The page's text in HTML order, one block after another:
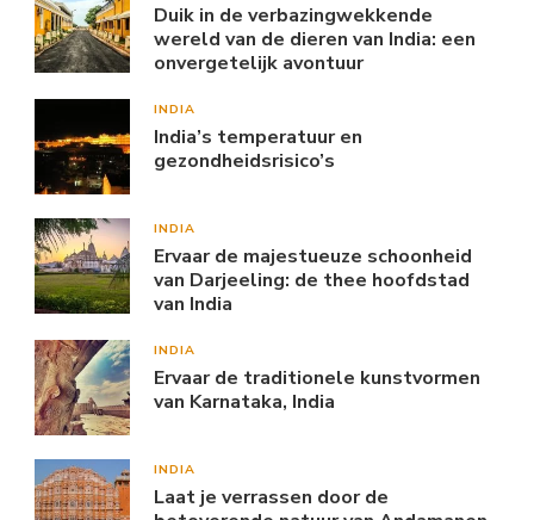
Duik in de verbazingwekkende
wereld van de dieren van India: een
onvergetelijk avontuur
INDIA
India’s temperatuur en
gezondheidsrisico’s
INDIA
Ervaar de majestueuze schoonheid
van Darjeeling: de thee hoofdstad
van India
INDIA
Ervaar de traditionele kunstvormen
van Karnataka, India
INDIA
Laat je verrassen door de